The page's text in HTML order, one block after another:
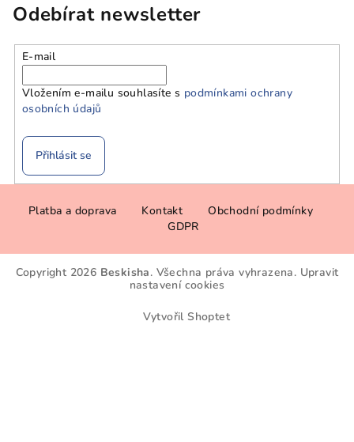
Odebírat newsletter
E-mail
Vložením e-mailu souhlasíte s podmínkami ochrany
osobních údajů
Přihlásit se
a
Platba a doprava Kontakt
Obchodní podmínky
GDPR
Copyright 2026 Beskisha. Všechna práva vyhrazena. Upravit
nastavení cookies
Vytvořil Shoptet